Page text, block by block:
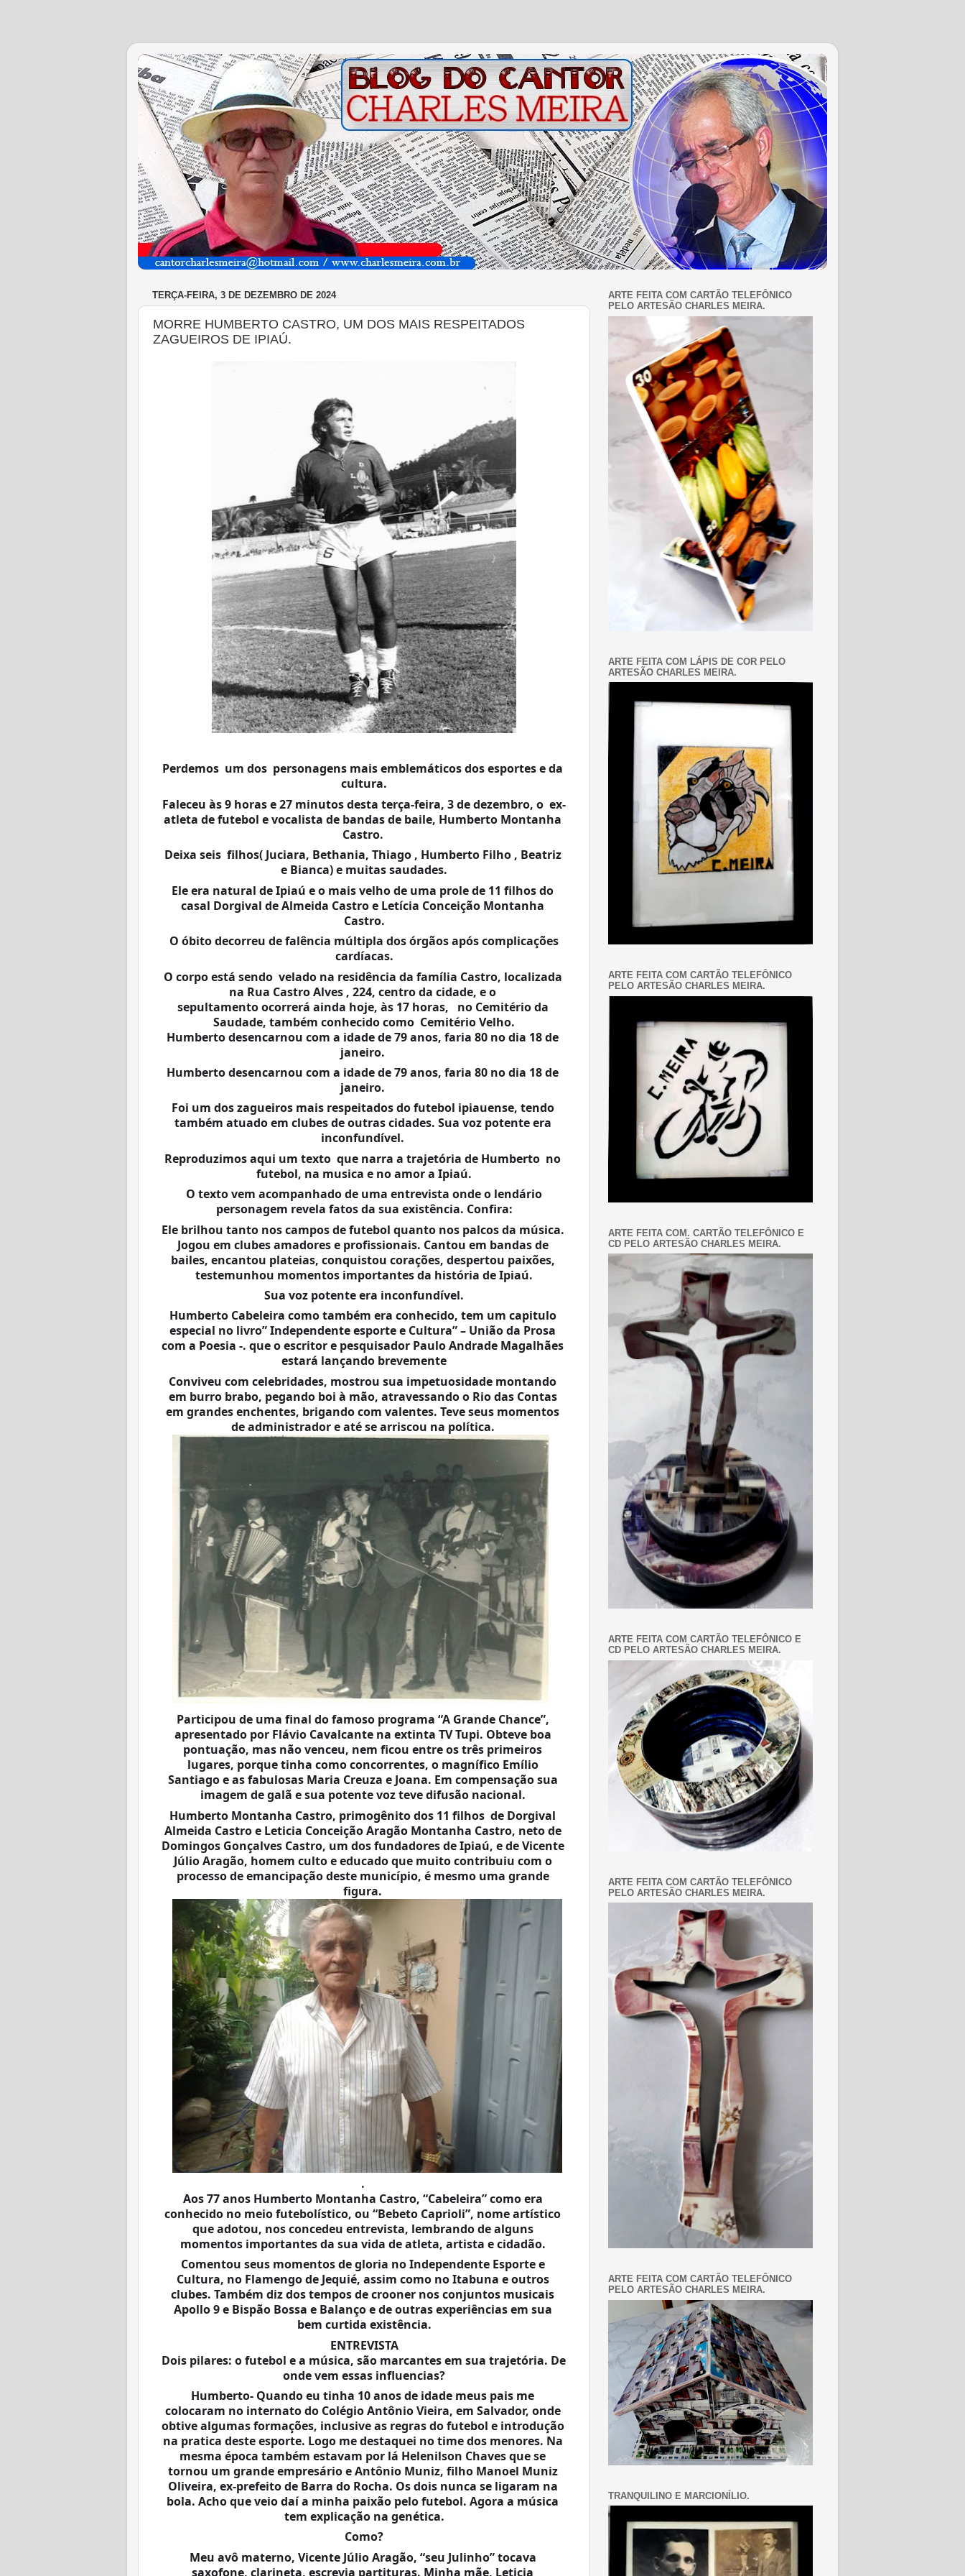
TERÇA-FEIRA, 3 DE DEZEMBRO DE 2024
MORRE HUMBERTO CASTRO, UM DOS MAIS RESPEITADOS
ZAGUEIROS DE IPIAÚ.
Perdemos  um dos  personagens mais emblemáticos dos esportes e da
cultura.
Faleceu às 9 horas e 27 minutos desta terça-feira, 3 de dezembro, o  ex-
atleta de futebol e vocalista de bandas de baile, Humberto Montanha
Castro.
Deixa seis  filhos( Juciara, Bethania, Thiago , Humberto Filho , Beatriz
e Bianca) e muitas saudades.
Ele era natural de Ipiaú e o mais velho de uma prole de 11 filhos do
casal Dorgival de Almeida Castro e Letícia Conceição Montanha
Castro.
cardíacas.
O corpo está sendo  velado na residência da família Castro, localizada
na Rua Castro Alves , 224, centro da cidade, e o
sepultamento ocorrerá ainda hoje, às 17 horas,   no Cemitério da
Saudade, também conhecido como  Cemitério Velho.
Humberto desencarnou com a idade de 79 anos, faria 80 no dia 18 de
janeiro.
Humberto desencarnou com a idade de 79 anos, faria 80 no dia 18 de
janeiro.
Foi um dos zagueiros mais respeitados do futebol ipiauense, tendo
também atuado em clubes de outras cidades. Sua voz potente era
inconfundível.
Reproduzimos aqui um texto  que narra a trajetória de Humberto  no
futebol, na musica e no amor a Ipiaú.
personagem revela fatos da sua existência. Confira:
Ele brilhou tanto nos campos de futebol quanto nos palcos da música.
Jogou em clubes amadores e profissionais. Cantou em bandas de
bailes, encantou plateias, conquistou corações, despertou paixões,
testemunhou momentos importantes da história de Ipiaú.
Sua voz potente era inconfundível.
Humberto Cabeleira como também era conhecido, tem um capitulo
especial no livro” Independente esporte e Cultura” – União da Prosa
com a Poesia -. que o escritor e pesquisador Paulo Andrade Magalhães
estará lançando brevemente
Conviveu com celebridades, mostrou sua impetuosidade montando
em burro brabo, pegando boi à mão, atravessando o Rio das Contas
em grandes enchentes, brigando com valentes. Teve seus momentos
de administrador e até se arriscou na política.
Participou de uma final do famoso programa “A Grande Chance”,
apresentado por Flávio Cavalcante na extinta TV Tupi. Obteve boa
pontuação, mas não venceu, nem ficou entre os três primeiros
lugares, porque tinha como concorrentes, o magnífico Emílio
Santiago e as fabulosas Maria Creuza e Joana. Em compensação sua
imagem de galã e sua potente voz teve difusão nacional.
Humberto Montanha Castro, primogênito dos 11 filhos  de Dorgival
Almeida Castro e Leticia Conceição Aragão Montanha Castro, neto de
Domingos Gonçalves Castro, um dos fundadores de Ipiaú, e de Vicente
Júlio Aragão, homem culto e educado que muito contribuiu com o
processo de emancipação deste município, é mesmo uma grande
figura.
.
Aos 77 anos Humberto Montanha Castro, “Cabeleira” como era
conhecido no meio futebolístico, ou “Bebeto Caprioli”, nome artístico
que adotou, nos concedeu entrevista, lembrando de alguns
momentos importantes da sua vida de atleta, artista e cidadão.
Comentou seus momentos de gloria no Independente Esporte e
Cultura, no Flamengo de Jequié, assim como no Itabuna e outros
clubes. Também diz dos tempos de crooner nos conjuntos musicais
Apollo 9 e Bispão Bossa e Balanço e de outras experiências em sua
bem curtida existência.
ENTREVISTA
Dois pilares: o futebol e a música, são marcantes em sua trajetória. De
onde vem essas influencias?
Humberto- Quando eu tinha 10 anos de idade meus pais me
colocaram no internato do Colégio Antônio Vieira, em Salvador, onde
obtive algumas formações, inclusive as regras do futebol e introdução
na pratica deste esporte. Logo me destaquei no time dos menores. Na
mesma época também estavam por lá Helenilson Chaves que se
tornou um grande empresário e Antônio Muniz, filho Manoel Muniz
Oliveira, ex-prefeito de Barra do Rocha. Os dois nunca se ligaram na
bola. Acho que veio daí a minha paixão pelo futebol. Agora a música
tem explicação na genética.
Como?
Meu avô materno, Vicente Júlio Aragão, “seu Julinho” tocava
saxofone, clarineta, escrevia partituras. Minha mãe, Leticia
ARTE FEITA COM CARTÃO TELEFÔNICO
PELO ARTESÃO CHARLES MEIRA.
ARTE FEITA COM LÁPIS DE COR PELO
ARTESÃO CHARLES MEIRA.
ARTE FEITA COM CARTÃO TELEFÔNICO
PELO ARTESÃO CHARLES MEIRA.
ARTE FEITA COM. CARTÃO TELEFÔNICO E
CD PELO ARTESÃO CHARLES MEIRA.
ARTE FEITA COM CARTÃO TELEFÔNICO E
CD PELO ARTESÃO CHARLES MEIRA.
ARTE FEITA COM CARTÃO TELEFÔNICO
PELO ARTESÃO CHARLES MEIRA.
ARTE FEITA COM CARTÃO TELEFÔNICO
PELO ARTESÃO CHARLES MEIRA.
TRANQUILINO E MARCIONÍLIO.